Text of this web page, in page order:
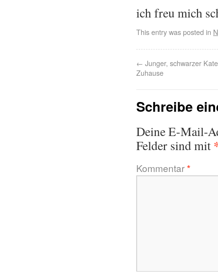
ich freu mich
This entry was posted in
← Junger, schwarzer
Zuhause
Schreibe
Deine E-Mail-
Felder sind mit
Kommentar*